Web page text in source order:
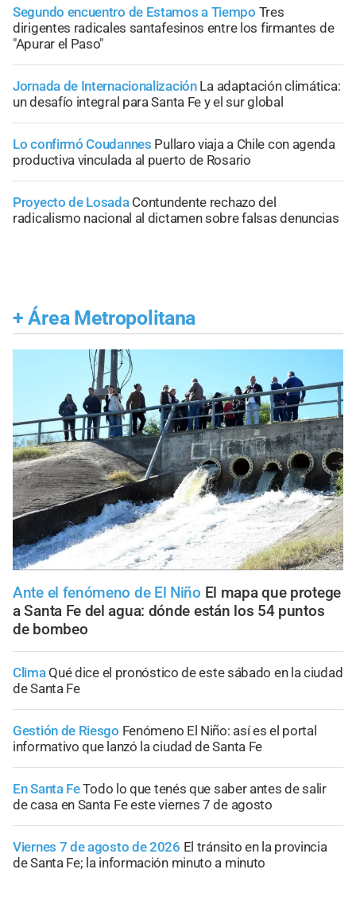
Segundo encuentro de Estamos a Tiempo Tres
dirigentes radicales santafesinos entre los firmantes de
"Apurar el Paso"
Jornada de Internacionalización La adaptación climática:
un desafío integral para Santa Fe y el sur global
Lo confirmó Coudannes Pullaro viaja a Chile con agenda
productiva vinculada al puerto de Rosario
Proyecto de Losada Contundente rechazo del
radicalismo nacional al dictamen sobre falsas denuncias
+ Área Metropolitana
Ante el fenómeno de El Niño El mapa que protege
a Santa Fe del agua: dónde están los 54 puntos
de bombeo
Clima Qué dice el pronóstico de este sábado en la ciudad
de Santa Fe
Gestión de Riesgo Fenómeno El Niño: así es el portal
informativo que lanzó la ciudad de Santa Fe
En Santa FeTodo lo que tenés que saber antes de salir
de casa en Santa Fe este viernes 7 de agosto
Viernes 7 de agosto de 2026 El tránsito en la provincia
de Santa Fe; la información minuto a minuto